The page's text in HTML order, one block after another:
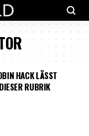
HACK LÄSST
RUBRIK